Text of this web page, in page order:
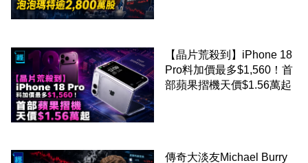
【晶片荒殺到】iPhone 18
Pro料加價最多$1,560！首
部蘋果摺機天價$1.56萬起
傳奇大淡友Michael Burry